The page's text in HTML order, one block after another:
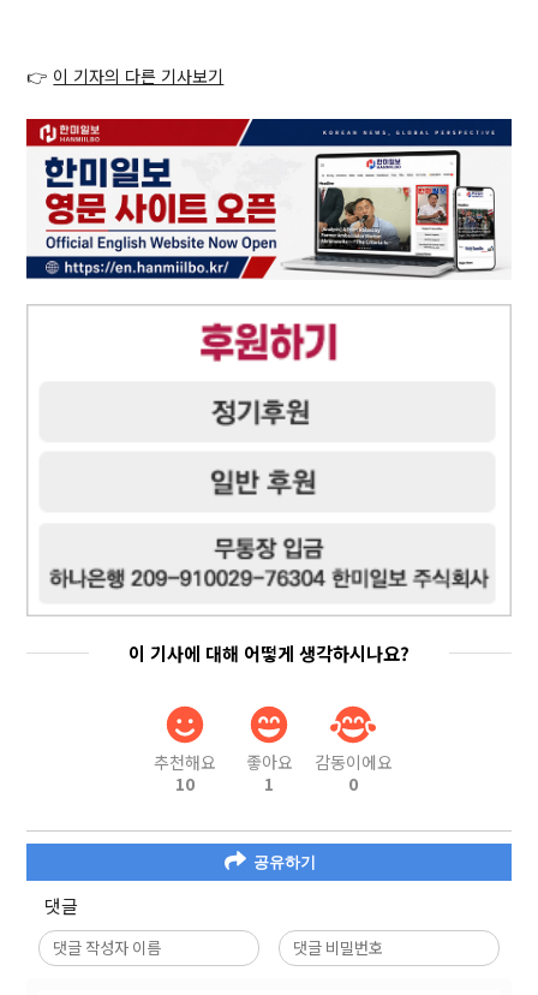
👉 이 기자의 다른 기사보기
이 기사에 대해 어떻게 생각하시나요?
추천해요
10
좋아요
1
감동이에요
0
공유하기
댓글